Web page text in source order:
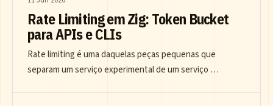
Rate Limiting em Zig: Token Bucket
para APIs e CLIs
Rate limiting é uma daquelas peças pequenas que
separam um serviço experimental de um serviço …